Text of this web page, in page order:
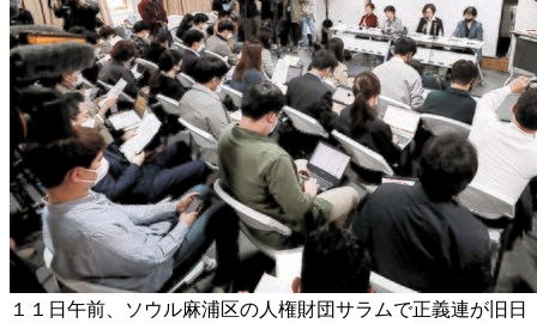
１１日午前、ソウル麻浦区の人権財団サラムで正義連が旧日